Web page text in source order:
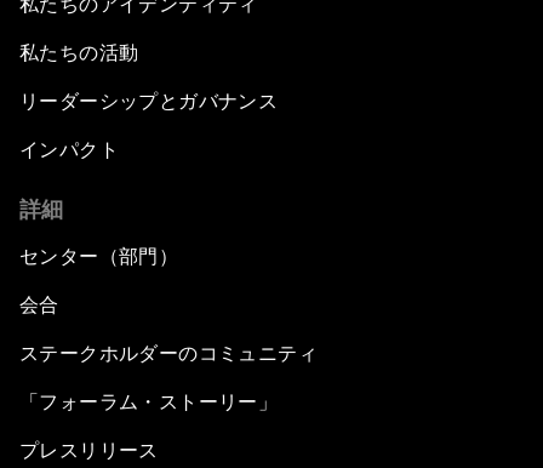
私たちの活動
リーダーシップとガバナンス
インパクト
詳細
センター（部門）
会合
ステークホルダーのコミュニティ
「フォーラム・ストーリー」
プレスリリース